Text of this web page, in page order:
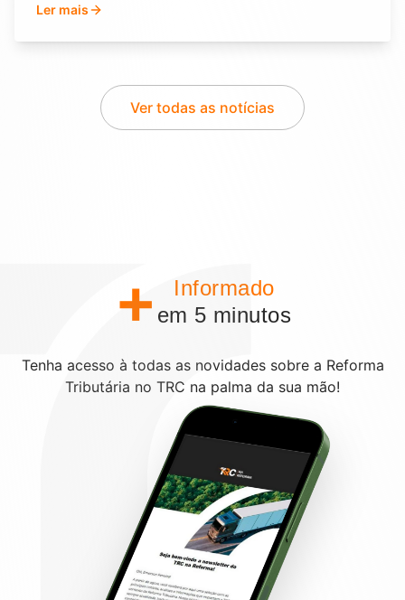
Ler mais
Ver todas as notícias
+
Informado
em 5 minutos
Tenha acesso à todas as novidades sobre a Reforma
Tributária no TRC na palma da sua mão!